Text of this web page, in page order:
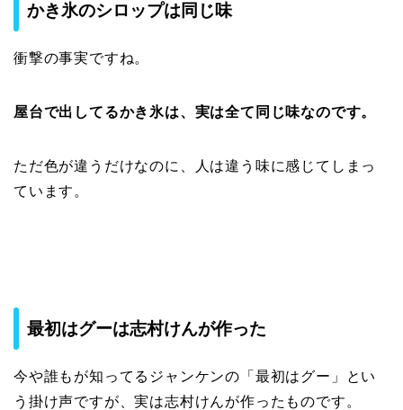
かき氷のシロップは同じ味
衝撃の事実ですね。
屋台で出してるかき氷は、実は全て同じ味なのです。
ただ色が違うだけなのに、人は違う味に感じてしまっ
ています。
最初はグーは志村けんが作った
今や誰もが知ってるジャンケンの「最初はグー」とい
う掛け声ですが、実は志村けんが作ったものです。